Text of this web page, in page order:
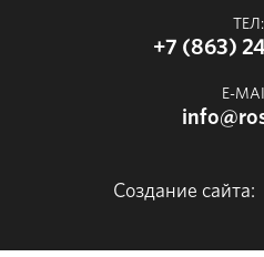
ТЕЛ:
+7 (863)
E-
Создание сайта: